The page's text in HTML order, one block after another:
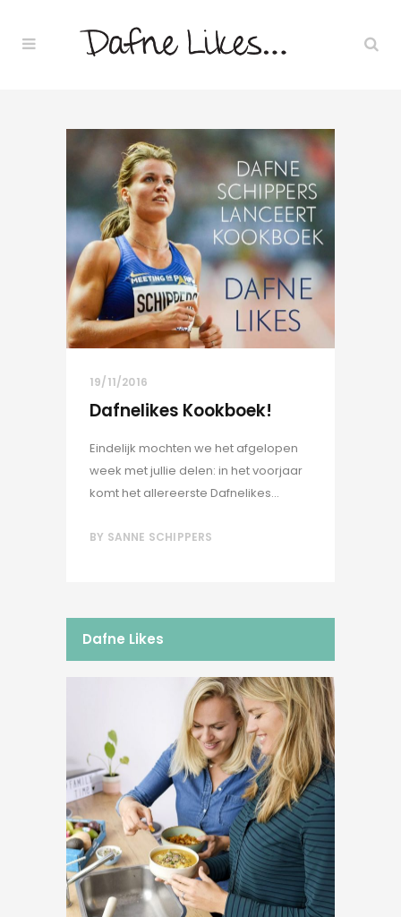
19/11/2016
Dafnelikes Kookboek!
Eindelijk mochten we het afgelopen
week met jullie delen: in het voorjaar
komt het allereerste Dafnelikes...
BY SANNE SCHIPPERS
Dafne Likes